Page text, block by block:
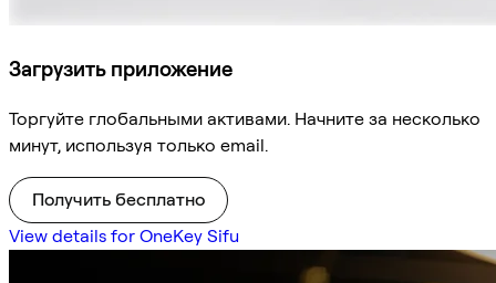
Загрузить приложение
Торгуйте глобальными активами. Начните за несколько
минут, используя только email.
Получить бесплатно
View details for OneKey Sifu